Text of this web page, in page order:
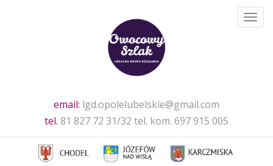
email: lgd.opolelubelskie@gmail.com
tel. 81 827 72 31/32 tel. kom. 697 915 005